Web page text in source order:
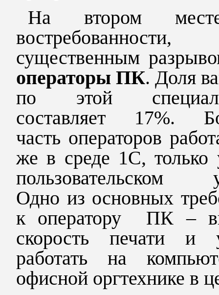
На втором
существенным
операторы ПК. Доля
по этой
составляет 17%.
часть операторов
же в среде 1С, только
пользовательском
Одно из основных
к оператору ПК –
скорость печати и
работать на
офисной оргтехнике в